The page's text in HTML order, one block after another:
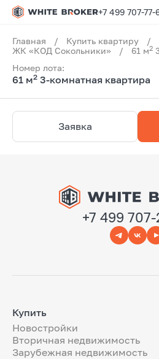
+7 499 707-77-
Главная / Купить квартиру
/
ЖК «КОД Сокольники»
/ 61 м2
Номер лота:
61 м2 3-комнатная квартира
Заявка
+7 499
Купить
Новостройки
Вторичная недвижимость
Зарубежная недвижимость